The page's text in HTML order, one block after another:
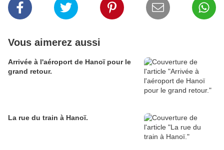
Vous aimerez aussi
Arrivée à l'aéroport de Hanoï pour le
grand retour.
La rue du train à Hanoï.